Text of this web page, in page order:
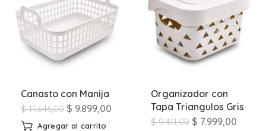
Canasto con Manija
$11.646,00 $ 9.899,00
Agregar al carrito
Organizador con
Tapa Triangulos Gris
$9.411,00 $ 7.999,00